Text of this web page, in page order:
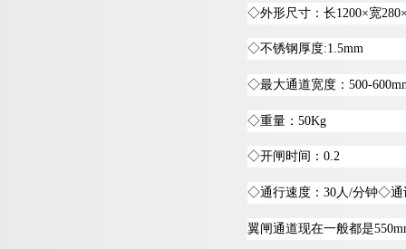
◇外形尺寸： 长1200×宽280
◇不锈钢厚度:1.5mm
◇最大通道宽度 ： 500-
◇重量 ： 50Kg
◇开闸时间 ： 0.2
◇通行速度 ： 30人/分钟◇通
翼闸通道现在一般都是